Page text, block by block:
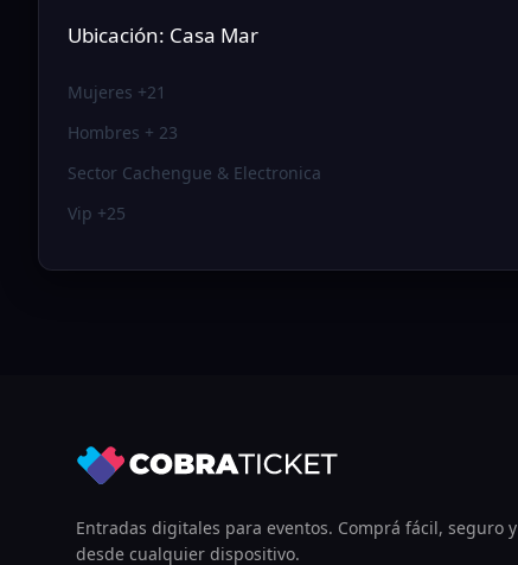
Ubicación: Casa Mar
Mujeres +21
Hombres + 23
Sector Cachengue & Electronica
Vip +25
Entradas digitales para eventos. Comprá fácil, seguro y
desde cualquier dispositivo.